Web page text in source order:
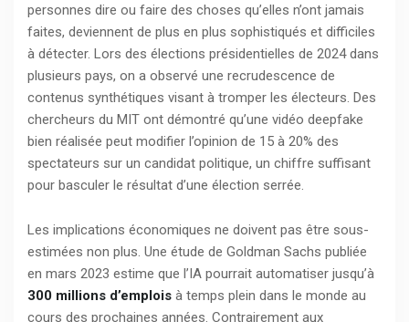
personnes dire ou faire des choses qu’elles n’ont jamais
faites, deviennent de plus en plus sophistiqués et difficiles
à détecter. Lors des élections présidentielles de 2024 dans
plusieurs pays, on a observé une recrudescence de
contenus synthétiques visant à tromper les électeurs. Des
chercheurs du MIT ont démontré qu’une vidéo deepfake
bien réalisée peut modifier l’opinion de 15 à 20% des
spectateurs sur un candidat politique, un chiffre suffisant
pour basculer le résultat d’une élection serrée.
Les implications économiques ne doivent pas être sous-
estimées non plus. Une étude de Goldman Sachs publiée
en mars 2023 estime que l’IA pourrait automatiser jusqu’à
300 millions d’emplois à temps plein dans le monde au
cours des prochaines années. Contrairement aux